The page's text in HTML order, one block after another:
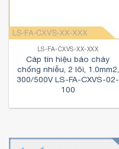
LS-FA-CXVS-XX-XXX
Cáp tín hiệu báo cháy
chống nhiễu, 2 lõi, 1.0mm2,
300/500V LS-FA-CXVS-02-
100